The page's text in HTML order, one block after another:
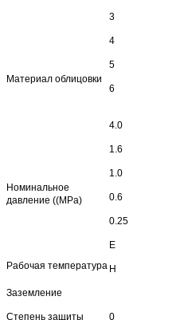
Материал облицовки
3
4
5
6
Номинальное
давление ((MPa)
4.0
1.6
1.0
0.6
0.25
Рабочая температура
Е
H
Заземление
Степень защиты 0